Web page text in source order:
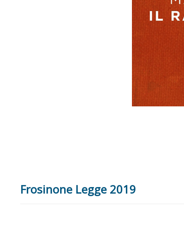
Frosinone Legge 2019